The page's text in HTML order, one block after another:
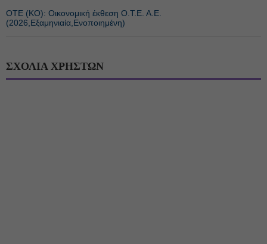
ΟΤΕ (ΚΟ): Οικονομική έκθεση Ο.Τ.Ε. Α.Ε.
(2026,Εξαμηνιαία,Ενοποιημένη)
ΣΧΟΛΙΑ ΧΡΗΣΤΩΝ